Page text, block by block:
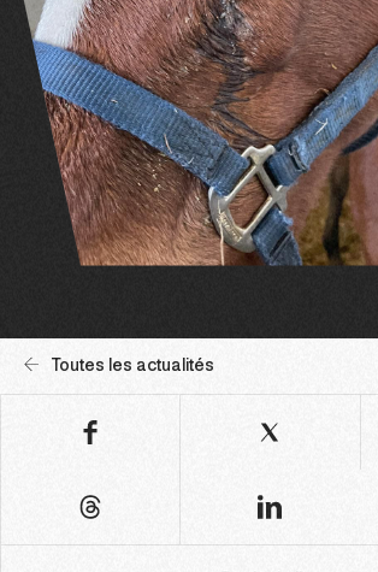
Toutes les actualités